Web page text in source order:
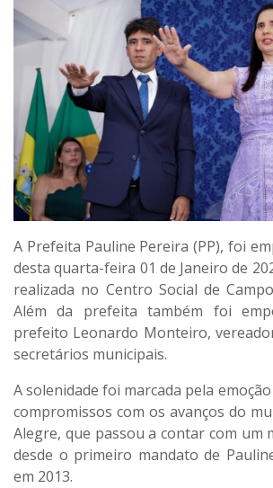
A Prefeita Pauline Pereira (PP), foi
desta quarta-feira 01 de Janeiro de
realizada no Centro Social de
Além da prefeita também foi
prefeito Leonardo Monteiro,
secretários municipais.
A solenidade foi marcada pela
compromissos com os avanços do
Alegre, que passou a contar com um
desde o primeiro mandato de
em 2013.